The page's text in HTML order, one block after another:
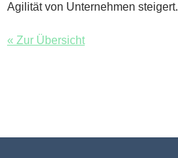
Agilität von Unternehmen steigert.
« Zur Übersicht